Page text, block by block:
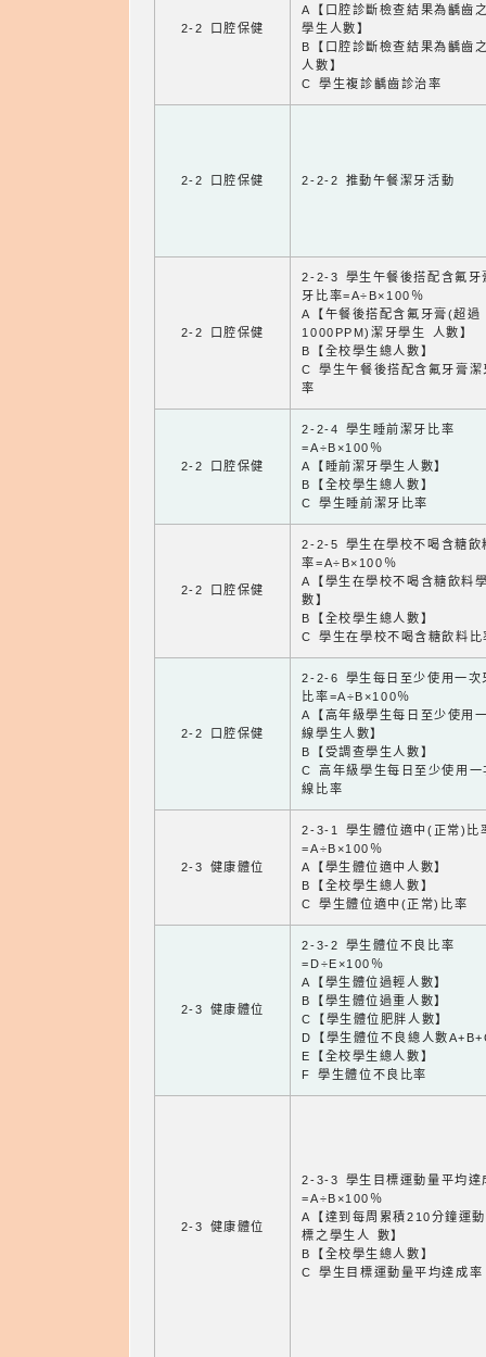
2-2 口腔保健
A【口腔診斷檢查結果為齲齒
學生人數】
B【口腔診斷檢查結果為齲齒
人數】
C 學生複診齲齒診治率
2-2 口腔保健 2-2-2 推動午餐潔牙活動
2-2 口腔保健
2-2-3 學生午餐後搭配含氟牙
牙比率=A÷B×100％
A【午餐後搭配含氟牙膏(超過
1000PPM)潔牙學生 人數】
B【全校學生總人數】
C 學生午餐後搭配含氟牙膏潔
率
2-2 口腔保健
2-2-4 學生睡前潔牙比率
=A÷B×100％
A【睡前潔牙學生人數】
B【全校學生總人數】
C 學生睡前潔牙比率
2-2 口腔保健
2-2-5 學生在學校不喝含糖飲
率=A÷B×100％
A【學生在學校不喝含糖飲料
數】
B【全校學生總人數】
C 學生在學校不喝含糖飲料比
2-2 口腔保健
2-2-6 學生每日至少使用一次
比率=A÷B×100％
A【高年級學生每日至少使用
線學生人數】
B【受調查學生人數】
C 高年級學生每日至少使用一
線比率
2-3 健康體位
2-3-1 學生體位適中(正常)比
=A÷B×100％
A【學生體位適中人數】
B【全校學生總人數】
C 學生體位適中(正常)比率
2-3 健康體位
2-3-2 學生體位不良比率
=D÷E×100％
A【學生體位過輕人數】
B【學生體位過重人數】
C【學生體位肥胖人數】
D【學生體位不良總人數
E【全校學生總人數】
F 學生體位不良比率
2-3 健康體位
2-3-3 學生目標運動量平均達
=A÷B×100％
A【達到每周累積210分鐘運
標之學生人 數】
B【全校學生總人數】
C 學生目標運動量平均達成率